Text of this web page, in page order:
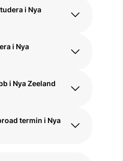
i Nya
i Nya
en
kurser, en study
ett kandidatprogram.
i Nya
erbjuds inom alla
Populärt är att
creative
design, hotell och
i Nya Zeeland
studenter jobbar
Det är
termin i Nya